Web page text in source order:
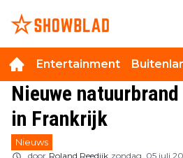
Entertainment
Nieuwe
in Frankrijk
Nieuws
door Roland Reedijk zondag, 05 juli